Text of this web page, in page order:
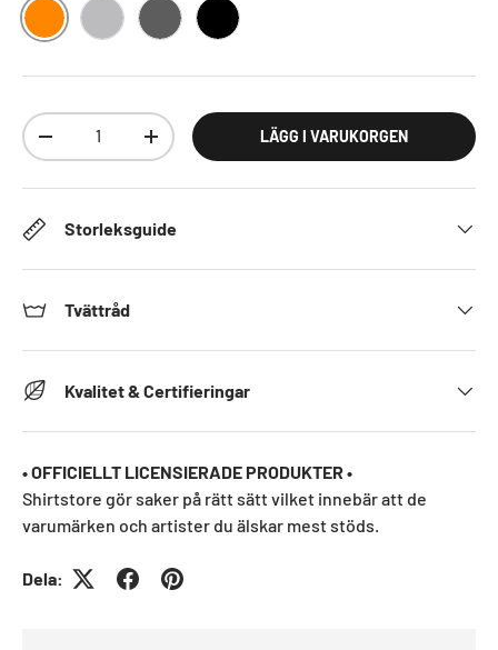
ORANGEHEATHERGREY
DARKGREYBLACK
Antal
DECREASE QUANTITYINCREASE QUANTITYLÄGG I VARUKORGEN
Storleksguide
Tvättråd
Kvalitet & Certifieringar
• OFFICIELLT LICENSIERADE PRODUKTER •
Shirtstore gör saker på rätt sätt vilket innebär att de
varumärken och artister du älskar mest stöds.
Dela: